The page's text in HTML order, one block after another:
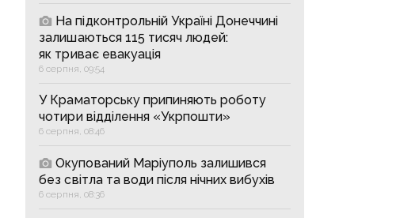
На підконтрольній Україні Донеччині
залишаються 115 тисяч людей:
як триває евакуація
6 серпня, 09:54
У Краматорську припиняють роботу
чотири відділення «Укрпошти»
6 серпня, 08:46
Окупований Маріуполь залишився
без світла та води після нічних вибухів
6 серпня, 08:36